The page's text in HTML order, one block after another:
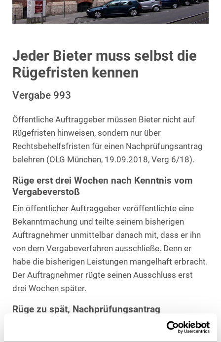
Jeder Bieter muss selbst die
Rügefristen kennen
Vergabe 993
Öffentliche Auftraggeber müssen Bieter nicht auf
Rügefristen hinweisen, sondern nur über
Rechtsbehelfsfristen für einen Nachprüfungsantrag
belehren (OLG München, 19.09.2018, Verg 6/18).
Rüge erst drei Wochen nach Kenntnis vom
Vergabeverstoß
Ein öffentlicher Auftraggeber veröffentlichte eine
Bekanntmachung und teilte seinem bisherigen
Auftragnehmer unmittelbar danach mit, dass er ihn
von dem Vergabeverfahren ausschließe. Denn er
habe die bisherigen Leistungen mangelhaft erbracht.
Der Auftragnehmer rügte seinen Ausschluss erst
drei Wochen später.
Rüge zu spät, Nachprüfungsantrag